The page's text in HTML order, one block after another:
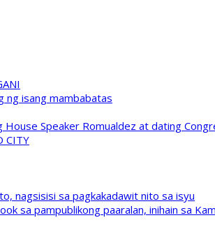
ng isang mambabatas
Speaker Romualdez at dating
CITY
nagsisisi sa pagkakadawit nito sa isyu
sa pampublikong paaralan, inihain sa